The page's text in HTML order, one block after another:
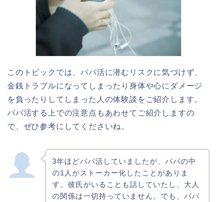
このトピックでは、パパ活に潜むリスクに気づけず、
金銭トラブルになってしまったり身体や心にダメージ
を負ったりしてしまった人の体験談をご紹介します。
パパ活する上での注意点もあわせてご紹介しますの
で、ぜひ参考にしてくださいね。
3年ほどパパ活していましたが、パパの中
の1人がストーカー化したことがありま
す。彼氏がいることも話していたし、大人
の関係は一切持っていません。でも、パパ